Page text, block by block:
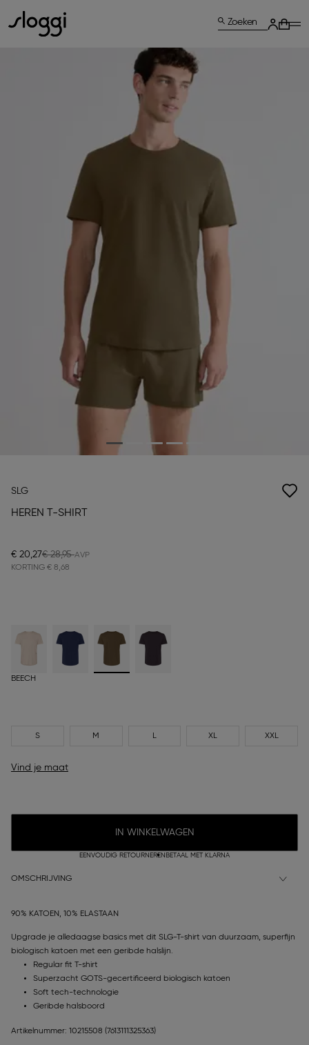
Zoeken
SLG
HEREN T-SHIRT
€ 20,27€ 28,95
KORTING € 8,68
BEECH
S M L XL XXL
Vind je maat
IN WINKELWAGEN
EENVOUDIG RETOURNEREN BETAAL MET KLARNA
OMSCHRIJVING
90% KATOEN, 10% ELASTAAN
Upgrade je alledaagse basics met dit SLG-T-shirt van duurzaam, superfijn
biologisch katoen met een geribde halslijn.
Regular fit T-shirt
Superzacht GOTS-gecertificeerd biologisch katoen
Soft tech-technologie
Geribde halsboord
Artikelnummer: 10215508 (7613111325363)